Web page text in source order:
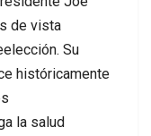
de vista
Su
históricamente
la salud